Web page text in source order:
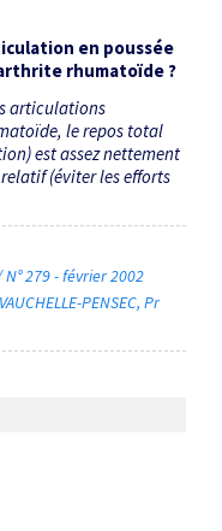
en poussée
rhumatoïde ?
articulations
le repos total
est assez nettement
(éviter les efforts
279 - février 2002
PENSEC Pr